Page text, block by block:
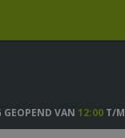
GEOPEND VAN 12:00T/M